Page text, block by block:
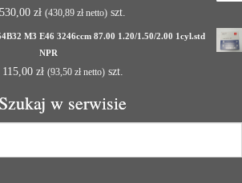
530,00 zł (430,89 zł netto) szt.
M3 E46 3246ccm 87.00 1.20/1.50/2.00 1cyl.std
NPR
115,00 zł (93,50 złnetto)szt.
Szukaj w serwisie